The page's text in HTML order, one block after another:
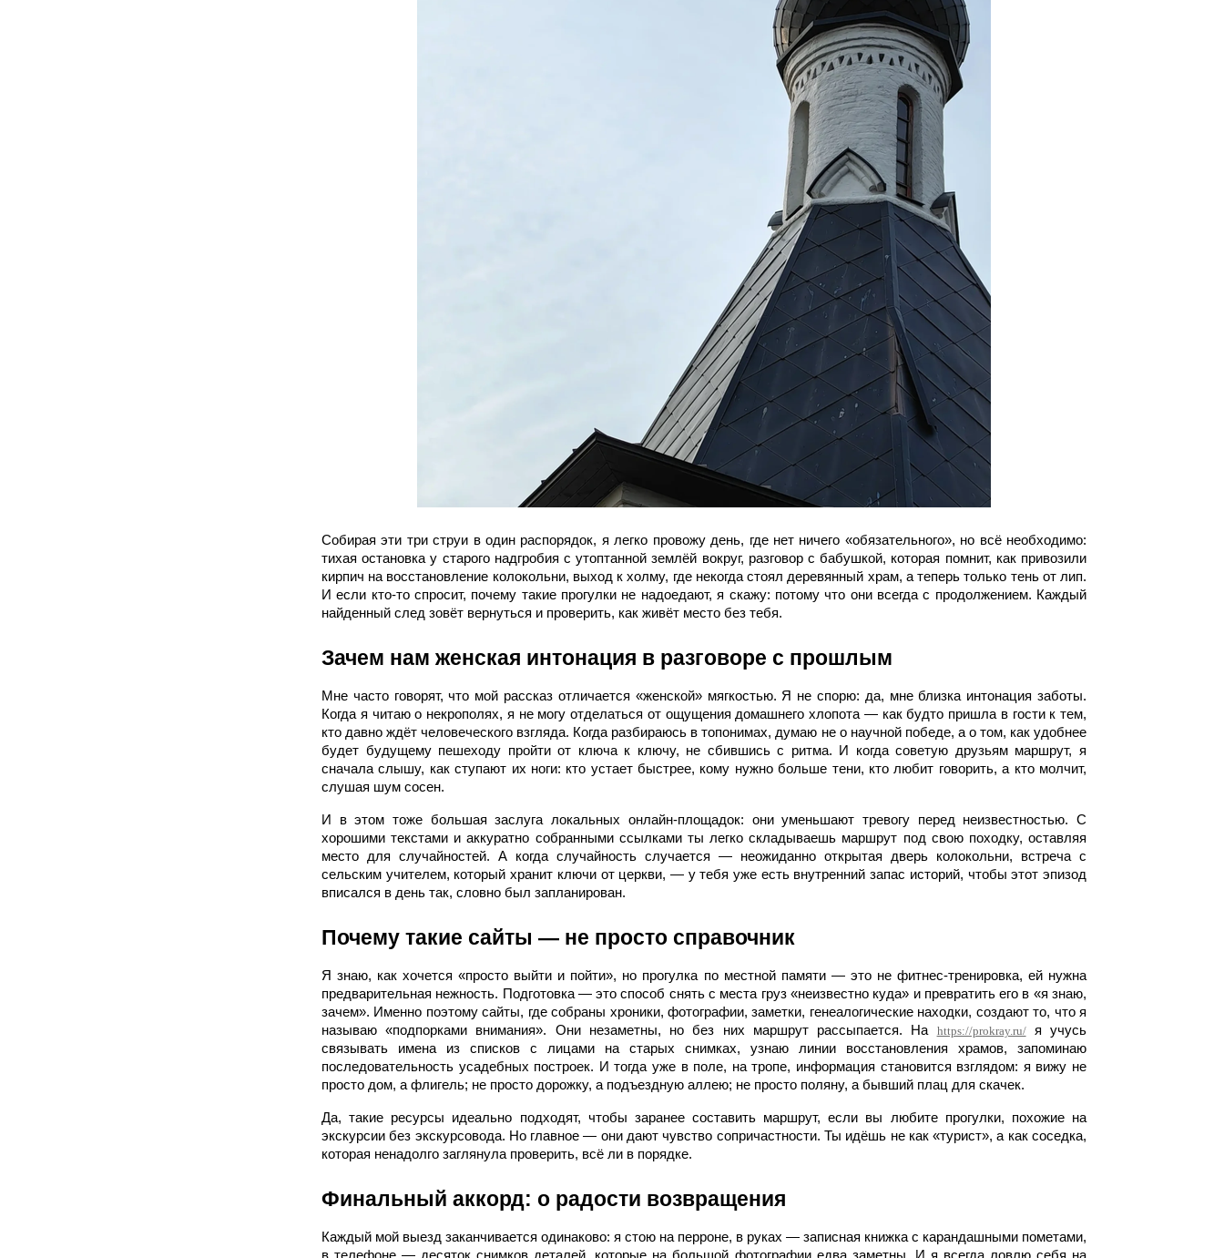
Собирая эти три струи в один распорядок, я легко провожу день, где нет ничего «обязательного», но всё необходимо:
тихая остановка у старого надгробия с утоптанной землёй вокруг, разговор с бабушкой, которая помнит, как привозили
кирпич на восстановление колокольни, выход к холму, где некогда стоял деревянный храм, а теперь только тень от лип.
И если кто-то спросит, почему такие прогулки не надоедают, я скажу: потому что они всегда с продолжением. Каждый
найденный след зовёт вернуться и проверить, как живёт место без тебя.
Зачем нам женская интонация в разговоре с прошлым
Мне часто говорят, что мой рассказ отличается «женской» мягкостью. Я не спорю: да, мне близка интонация заботы.
Когда я читаю о некрополях, я не могу отделаться от ощущения домашнего хлопота — как будто пришла в гости к тем,
кто давно ждёт человеческого взгляда. Когда разбираюсь в топонимах, думаю не о научной победе, а о том, как удобнее
будет будущему пешеходу пройти от ключа к ключу, не сбившись с ритма. И когда советую друзьям маршрут, я
сначала слышу, как ступают их ноги: кто устает быстрее, кому нужно больше тени, кто любит говорить, а кто молчит,
слушая шум сосен.
И в этом тоже большая заслуга локальных онлайн-площадок: они уменьшают тревогу перед неизвестностью. С
хорошими текстами и аккуратно собранными ссылками ты легко складываешь маршрут под свою походку, оставляя
место для случайностей. А когда случайность случается — неожиданно открытая дверь колокольни, встреча с
сельским учителем, который хранит ключи от церкви, — у тебя уже есть внутренний запас историй, чтобы этот эпизод
вписался в день так, словно был запланирован.
Почему такие сайты — не просто справочник
Я знаю, как хочется «просто выйти и пойти», но прогулка по местной памяти — это не фитнес-тренировка, ей нужна
предварительная нежность. Подготовка — это способ снять с места груз «неизвестно куда» и превратить его в «я знаю,
зачем». Именно поэтому сайты, где собраны хроники, фотографии, заметки, генеалогические находки, создают то, что я
называю «подпорками внимания». Они незаметны, но без них маршрут рассыпается. На https://prokray.ru/я учусь
связывать имена из списков с лицами на старых снимках, узнаю линии восстановления храмов, запоминаю
последовательность усадебных построек. И тогда уже в поле, на тропе, информация становится взглядом: я вижу не
просто дом, а флигель; не просто дорожку, а подъездную аллею; не просто поляну, а бывший плац для скачек.
Да, такие ресурсы идеально подходят, чтобы заранее составить маршрут, если вы любите прогулки, похожие на
экскурсии без экскурсовода. Но главное — они дают чувство сопричастности. Ты идёшь не как «турист», а как соседка,
которая ненадолго заглянула проверить, всё ли в порядке.
Финальный аккорд: о радости возвращения
Каждый мой выезд заканчивается одинаково: я стою на перроне, в руках — записная книжка с карандашными пометами,